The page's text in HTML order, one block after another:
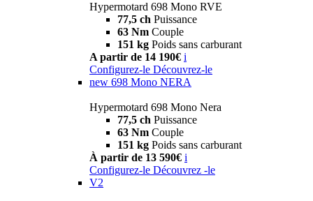
Hypermotard 698 Mono RVE
77,5 ch Puissance
63 Nm Couple
151 kg Poids sans carburant
A partir de 14 190€ i
Configurez-le Découvrez-le
new 698 Mono NERA
Hypermotard 698 Mono Nera
77,5 ch Puissance
63 Nm Couple
151 kg Poids sans carburant
À partir de 13 590€ i
Configurez-le Découvrez -le
V2